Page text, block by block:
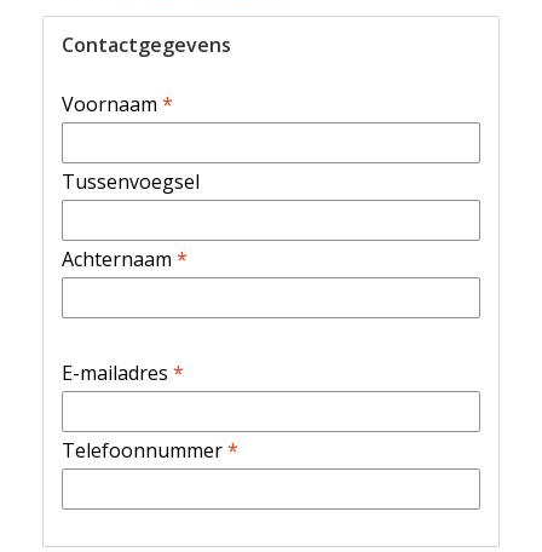
Contactgegevens
Voornaam *
Tussenvoegsel
Achternaam *
E-mailadres *
Telefoonnummer*